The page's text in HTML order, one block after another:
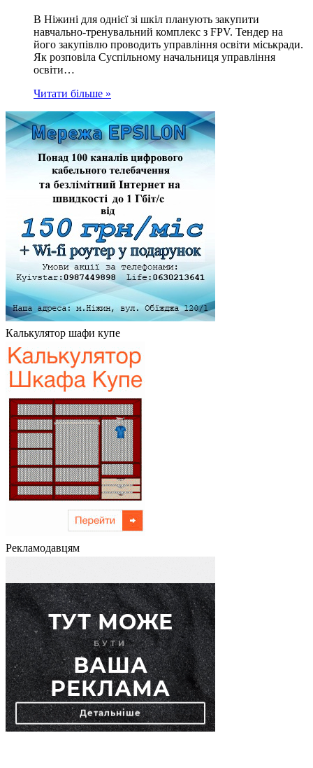
В Ніжині для однієї зі шкіл планують закупити
навчально-тренувальний комплекс з FPV. Тендер на
його закупівлю проводить управління освіти міськради.
Як розповіла Суспільному начальниця управління
освіти…
Читати більше »
Калькулятор шафи купе
Рекламодавцям